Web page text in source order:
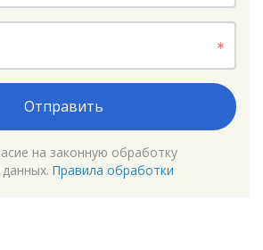
Отправить
на законную обработку
Правила обработки